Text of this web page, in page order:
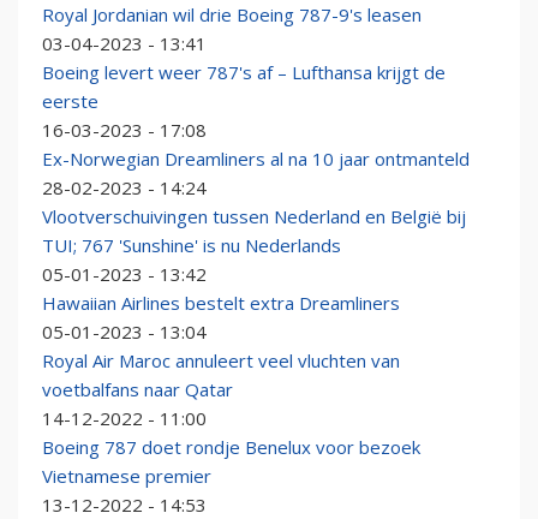
Royal Jordanian wil drie Boeing 787-9's leasen
03-04-2023 - 13:41
Boeing levert weer 787's af – Lufthansa krijgt de
eerste
16-03-2023 - 17:08
Ex-Norwegian Dreamliners al na 10 jaar ontmanteld
28-02-2023 - 14:24
Vlootverschuivingen tussen Nederland en België bij
TUI; 767 'Sunshine' is nu Nederlands
05-01-2023 - 13:42
Hawaiian Airlines bestelt extra Dreamliners
05-01-2023 - 13:04
Royal Air Maroc annuleert veel vluchten van
voetbalfans naar Qatar
14-12-2022 - 11:00
Boeing 787 doet rondje Benelux voor bezoek
Vietnamese premier
13-12-2022 - 14:53